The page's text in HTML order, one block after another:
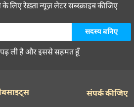
के लिए रेख़्ता न्यूज़ लेटर सब्स्क्राइब कीजिए
ली है और इससे सहमत हूँ
संपर्क कीजिए